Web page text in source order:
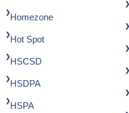
Homezone
Hot Spot
HSCSD
HSDPA
HSPA